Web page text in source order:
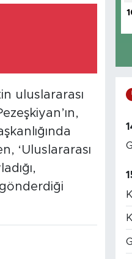
uluslararası
‘Uluslararası